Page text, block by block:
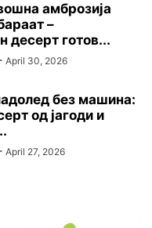
амброзија
–
десерт готов...
April 30, 2026
без машина:
од јагоди и
April 27, 2026